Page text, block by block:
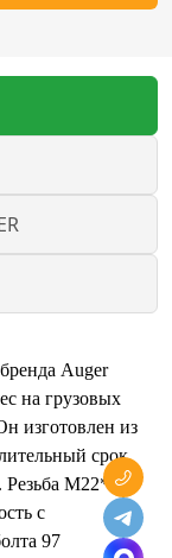
Auger
на грузовых
изготовлен из
срок
M22*1,5
с
97